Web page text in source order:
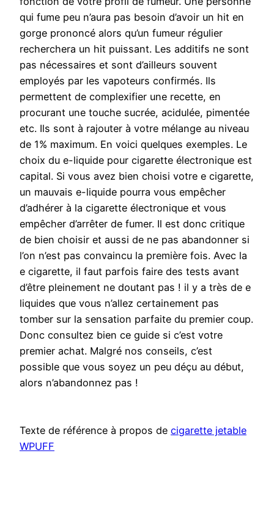
qui fume peu n’aura pas besoin d’avoir un hit en
gorge prononcé alors qu’un fumeur régulier
recherchera un hit puissant. Les additifs ne sont
pas nécessaires et sont d’ailleurs souvent
employés par les vapoteurs confirmés. Ils
permettent de complexifier une recette, en
procurant une touche sucrée, acidulée, pimentée
etc. Ils sont à rajouter à votre mélange au niveau
de 1% maximum. En voici quelques exemples. Le
choix du e-liquide pour cigarette électronique est
capital. Si vous avez bien choisi votre e cigarette,
un mauvais e-liquide pourra vous empêcher
d’adhérer à la cigarette électronique et vous
empêcher d’arrêter de fumer. Il est donc critique
de bien choisir et aussi de ne pas abandonner si
l’on n’est pas convaincu la première fois. Avec la
e cigarette, il faut parfois faire des tests avant
d’être pleinement ne doutant pas ! il y a très de e
liquides que vous n’allez certainement pas
tomber sur la sensation parfaite du premier coup.
Donc consultez bien ce guide si c’est votre
premier achat. Malgré nos conseils, c’est
possible que vous soyez un peu déçu au début,
alors n’abandonnez pas !
Texte de référence à propos de cigarette jetable
WPUFF